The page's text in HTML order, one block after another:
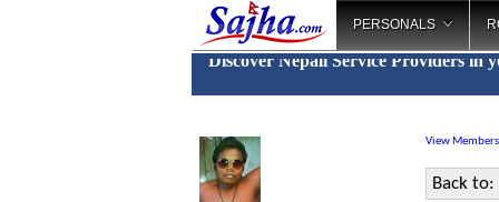
PERSONALS
Discover Nepali Service Providers in
View Members
Back to: